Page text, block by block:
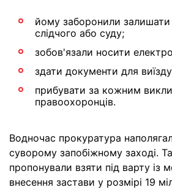
йому заборонили залишати
слідчого або суду;
зобов'язали носити
здати документи для
прибувати за кожним
правоохоронців.
Водночас прокуратура
суворому запобіжному заході.
пропонували взяти під варту із
внесення застави у розмірі 19